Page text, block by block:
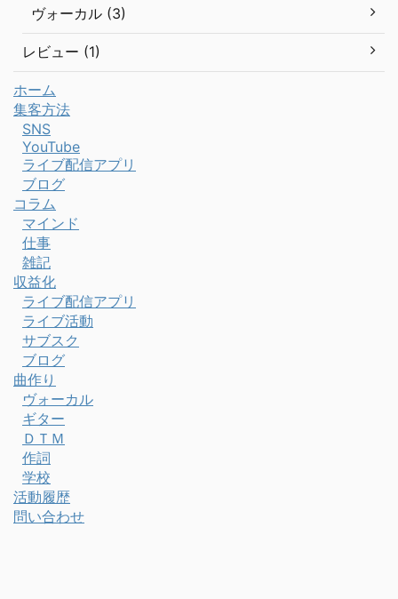
ヴォーカル (3)
レビュー (1)
ホーム
集客方法
SNS
YouTube
ライブ配信アプリ
ブログ
コラム
マインド
仕事
雑記
収益化
ライブ配信アプリ
ライブ活動
サブスク
ブログ
曲作り
ヴォーカル
ギター
ＤＴＭ
作詞
学校
活動履歴
問い合わせ